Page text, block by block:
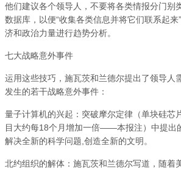
他们建议各个领导人，不要将各类情报分门别
数据库，以便“收集各类信息并将它们联系起
济和政治力量进行趋势分析。
七大战略意外事件
运用这些技巧，施瓦茨和兰德尔提出了领导人
发生的若干战略意外事件：
量子计算机的兴起：突破摩尔定律（单块硅芯
目大约每18个月增加一倍——本报注）中提出
解决全新的科学问题,创造全新的文
北约组织的解体：施瓦茨和兰德尔写道，随着